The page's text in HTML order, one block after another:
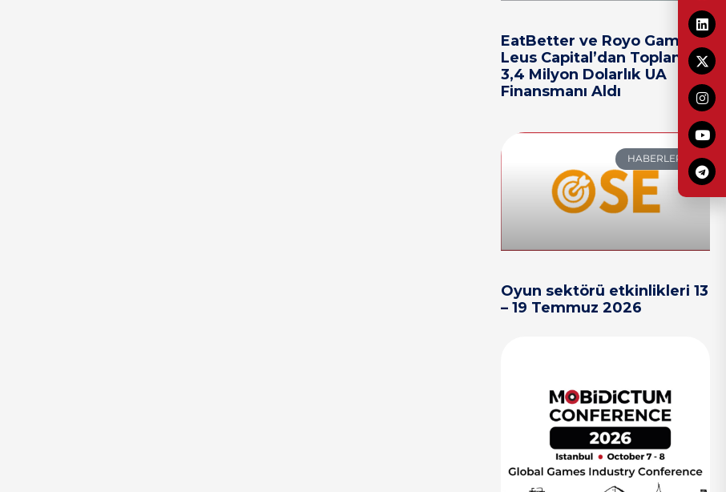
EatBetter ve Royo Games,
Leus Capital’dan Toplam
3,4 Milyon Dolarlık UA
Finansmanı Aldı
HABERLER
Oyun sektörü etkinlikleri 13
– 19 Temmuz 2026